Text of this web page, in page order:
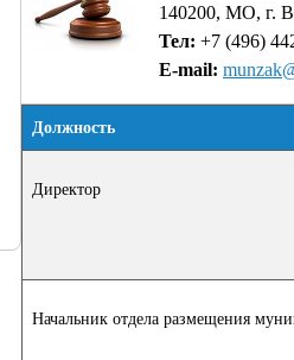
140200, МО, г.
Тел: +7 (496)
E-mail:
Должность
Директор
Начальник отдела размещения